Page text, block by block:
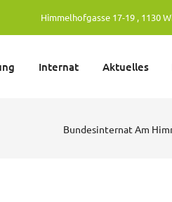
Himmelhofgasse 17-19 , 1130
Internat Aktuelles
Bundesinternat Am